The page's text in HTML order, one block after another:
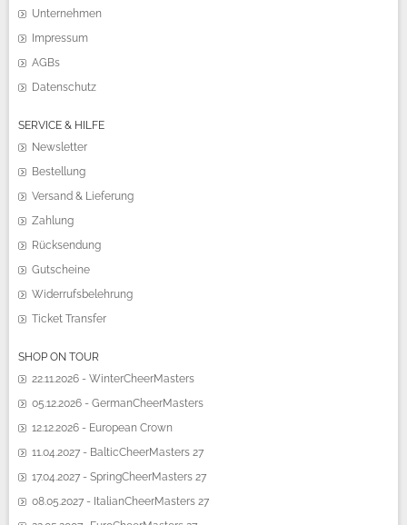
Unternehmen
Impressum
AGBs
Datenschutz
SERVICE & HILFE
Newsletter
Bestellung
Versand & Lieferung
Zahlung
Rücksendung
Gutscheine
Widerrufsbelehrung
Ticket Transfer
SHOP ON TOUR
22.11.2026 - WinterCheerMasters
05.12.2026 - GermanCheerMasters
12.12.2026 - European Crown
11.04.2027 - BalticCheerMasters 27
17.04.2027 - SpringCheerMasters 27
08.05.2027 - ItalianCheerMasters 27